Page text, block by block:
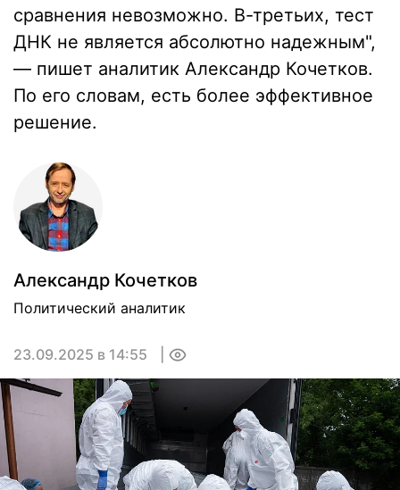
сравнения невозможно. В-третьих, тест
ДНК не является абсолютно надежным",
— пишет аналитик Александр Кочетков.
По его словам, есть более эффективное
решение.
Александр Кочетков
Политический аналитик
23.09.2025 в 14:55